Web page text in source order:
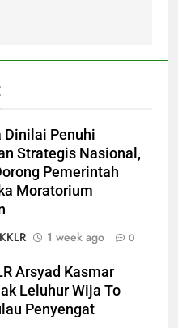
Dinilai Penuhi
Strategis Nasional,
Pemerintah
Moratorium
1 week ago 0
Arsyad Kasmar
Leluhur Wija To
Penyengat